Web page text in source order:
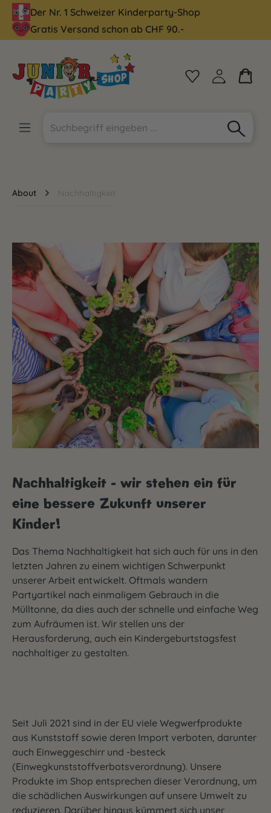
springen
Der Nr. 1 Schweizer Kinderparty-Shop
Gratis Versand schon ab CHF 90.-
About Nachhaltigkeit
Nachhaltigkeit - wir stehen ein für
eine bessere Zukunft unserer
Kinder!
Das Thema Nachhaltigkeit hat sich auch für uns in den
letzten Jahren zu einem wichtigen Schwerpunkt
unserer Arbeit entwickelt. Oftmals wandern
Partyartikel nach einmaligem Gebrauch in die
Mülltonne, da dies auch der schnelle und einfache Weg
zum Aufräumen ist. Wir stellen uns der
Herausforderung, auch ein Kindergeburtstagsfest
nachhaltiger zu gestalten.
Seit Juli 2021 sind in der EU viele Wegwerfprodukte
aus Kunststoff sowie deren Import verboten, darunter
auch Einweggeschirr und -besteck
(Einwegkunststoffverbotsverordnung). Unsere
Produkte im Shop entsprechen dieser Verordnung, um
die schädlichen Auswirkungen auf unsere Umwelt zu
reduzieren. Darüber hinaus kümmert sich unser